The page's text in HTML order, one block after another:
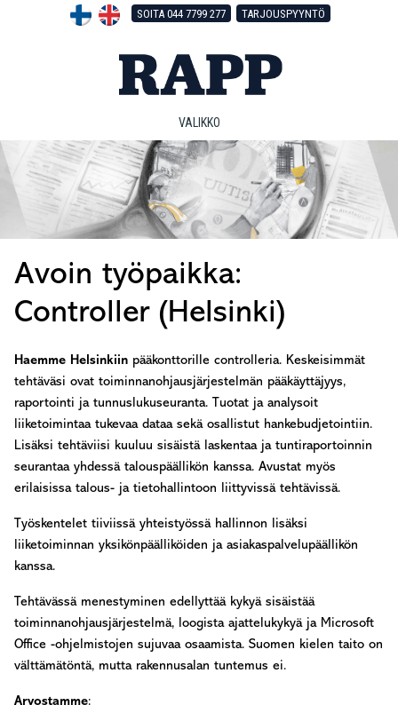
SOITA 044 7799 277 TARJOUSPYYNTÖ
VALIKKO
Avoin työpaikka:
Controller (Helsinki)
Haemme Helsinkiin pääkonttorille controlleria. Keskeisimmät
tehtäväsi ovat toiminnanohjausjärjestelmän pääkäyttäjyys,
raportointi ja tunnuslukuseuranta. Tuotat ja analysoit
liiketoimintaa tukevaa dataa sekä osallistut hankebudjetointiin.
Lisäksi tehtäviisi kuuluu sisäistä laskentaa ja tuntiraportoinnin
seurantaa yhdessä talouspäällikön kanssa. Avustat myös
erilaisissa talous- ja tietohallintoon liittyvissä tehtävissä.
Työskentelet tiiviissä yhteistyössä hallinnon lisäksi
liiketoiminnan yksikönpäälliköiden ja asiakaspalvelupäällikön
kanssa.
Tehtävässä menestyminen edellyttää kykyä sisäistää
toiminnanohjausjärjestelmä, loogista ajattelukykyä ja Microsoft
Office -ohjelmistojen sujuvaa osaamista. Suomen kielen taito on
välttämätöntä, mutta rakennusalan tuntemus ei.
Arvostamme: